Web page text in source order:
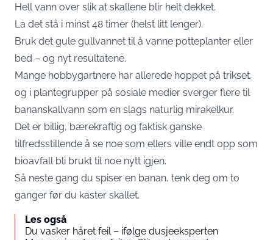
Hell vann over slik at skallene blir helt dekket.
La det stå i minst 48 timer (helst litt lenger).
Bruk det gule gullvannet til å vanne potteplanter eller
bed – og nyt resultatene.
Mange hobbygartnere har allerede hoppet på trikset,
og i plantegrupper på sosiale medier sverger flere til
bananskallvann som en slags naturlig mirakelkur.
Det er billig, bærekraftig og faktisk ganske
tilfredsstillende å se noe som ellers ville endt opp som
bioavfall bli brukt til noe nytt igjen.
Så neste gang du spiser en banan, tenk deg om to
ganger før du kaster skallet.
Les også
Du vasker håret feil – ifølge dusjeeksperten